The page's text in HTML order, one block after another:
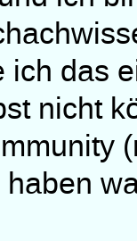
ich das
nicht